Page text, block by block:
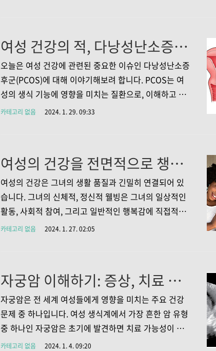
방암은 초기에는 증상이 거의 없기 때문에, 일찍 발견하
려면 정기적인 검사가 필요합니다. 유방조영술은 이러한
조기 발견을 가능하게 해주는 중요한 도구입니다. 1.2.
정확한 진단 도구 유방조영술은 유방의 구조와 이상을
세밀하게 살펴볼 수 있는 정확한 진단 도구입니다. 이를
여성 건강의 적, 다낭성난소증후군! 증상 원인 그 해결책을 찾아서
오늘은 여성 건강에 관련된 중요한 이슈인 다낭성난소증
후군(PCOS)에 대해 이야기해보려 합니다. PCOS는 여
성의 생식 기능에 영향을 미치는 질환으로, 이해하고 관
리하는 것이 매우 중요합니다. 이번 포스팅에서는 PCOS
이 생기는 질환입니다. '낭'이라는 이름에서 알 수 있듯
이, 난소에는 정상적으로는 한 개의 난포가 발달하지만,
PCOS에서는 여러 개의 작은 난포가 발달하게 됩니다.
이러한 난포들은 정상적으로 발달하거나 배출되지 않고,
난소 주변에 작은 낭 형태로 남아 있게 됩니다. 1.2 다낭
카테고리 없음 2024. 1. 29. 09:33
여성의 건강을 전면적으로 챙기는 방법에 대한 필수 조언들
여성의 건강은 그녀의 생활 품질과 긴밀히 연결되어 있
습니다. 그녀의 신체적, 정신적 웰빙은 그녀의 일상적인
활동, 사회적 참여, 그리고 일반적인 행복감에 직접적인
영향을 미칩니다. 그러나 바쁜 현대 사회에서 많은 여성
니다. 따라서, 여성의 건강을 지속적으로 유지하고 향상
시키는 것은 매우 중요하며, 이를 위해 몇 가지 필수적인
조언들을 지키는 것이 필요합니다. 1 규칙적인 건강 검진
1.1 일반적인 건강 검진 여성의 건강을 보호하고 유지하
는 첫 번째 필수적인 조언은 규칙적인 건강 검진을 받는
카테고리 없음 2024. 1. 27. 02:05
자궁암 이해하기: 증상, 치료 및 예방 가이드
자궁암은 전 세계 여성들에게 영향을 미치는 주요 건강
문제 중 하나입니다. 여성 생식계에서 가장 흔한 암 유형
중 하나인 자궁암은 초기에 발견하면 치료 가능성이 높
아집니다. 이 글에서는 자궁암의 증상, 위험 요소, 치료
카테고리 없음 2024. 1. 4. 09:20